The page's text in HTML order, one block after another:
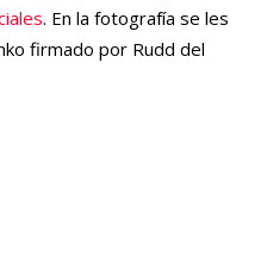
. En la fotografía se les
firmado por Rudd del